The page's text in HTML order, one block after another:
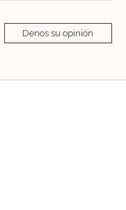
Denos su opinión